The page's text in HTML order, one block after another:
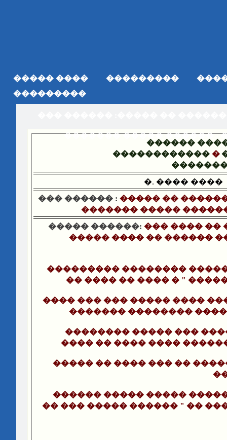
���� ����� ���������
���������
������� ����� ������ -
������
�������������
�. ���� ����
��� ������ : ����� ��
������� �����
����� ������: ��� ���� ��
����� ���� �� ������
��������� ��������
�� ���� �� ���� � "
���� ��� ��� ����� ����
������� ��������
�������� ����� ���
���� �� ���� ����
����� �� ���� ��� ��
������ ����� �����
�� ��� ����� ������ " ��